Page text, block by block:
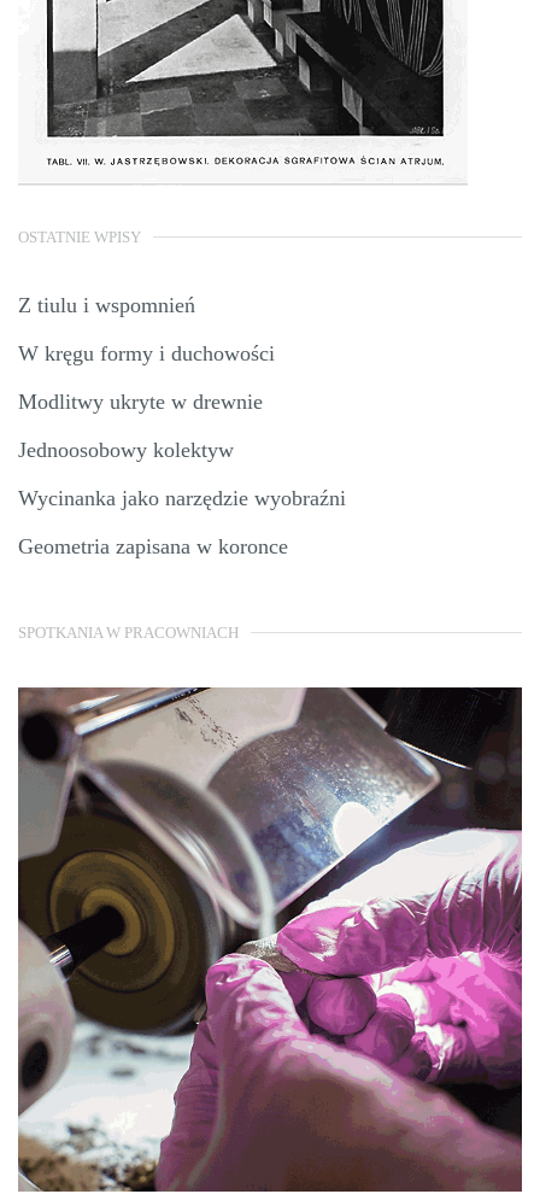
OSTATNIE WPISY
Z tiulu i wspomnień
W kręgu formy i duchowości
Modlitwy ukryte w drewnie
Jednoosobowy kolektyw
Wycinanka jako narzędzie wyobraźni
Geometria zapisana w koronce
SPOTKANIA W PRACOWNIACH